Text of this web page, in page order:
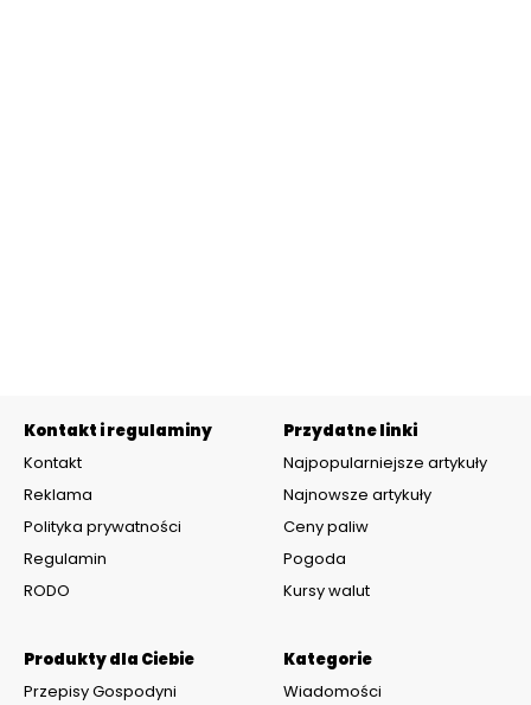
Kontakt i regulaminy
Kontakt
Reklama
Polityka prywatności
Regulamin
RODO
Kategorie
Wiadomości
Produkty dla Ciebie
Przepisy Gospodyni
Przydatne linki
Najpopularniejsze artykuły
Najnowsze artykuły
Ceny paliw
Pogoda
Kursy walut